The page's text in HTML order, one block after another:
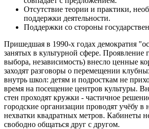
Отсутствие теории и практики,
поддержки деятельности.
Поддержки со стороны
Пришедшая в 1990-х годах демократия
занятых в культурной сфере. Проявление
выбора, независимость) внесло ценные
заходят разговоры о перемещении
внутрь школ: детям и подросткам не
время на посещение центров культуры.
стен проходят кружки - частичное
городские организации проводят учёбу в
нехватки квадратных метров. Кабинеты
свободно общаться друг с другом.